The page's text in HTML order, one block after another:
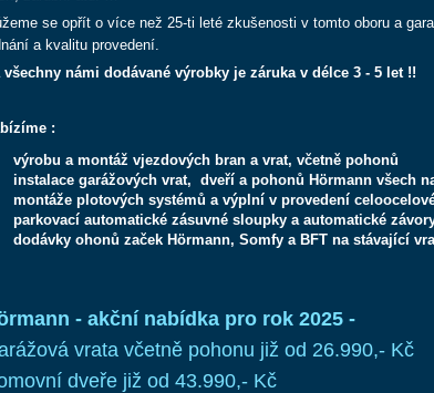
se opřít o více než 25-ti leté zkušenosti v tomto oboru a
a kvalitu provedení.
všechny námi dodávané výrobky je záruka v délce 3 - 5 let !!
:
výrobu a montáž vjezdových bran a vrat, včetně pohonů
instalace garážových vrat, dveří a pohonů Hörmann všech
montáže plotových systémů a výplní v provedení
parkovací automatické zásuvné sloupky a automatické
dodávky ohonů začek Hörmann, Somfy a BFT na stávající
- akční nabídka pro rok 2025 -
vrata včetně pohonu již od 26.990,- Kč
dveře již od 43.990,- Kč